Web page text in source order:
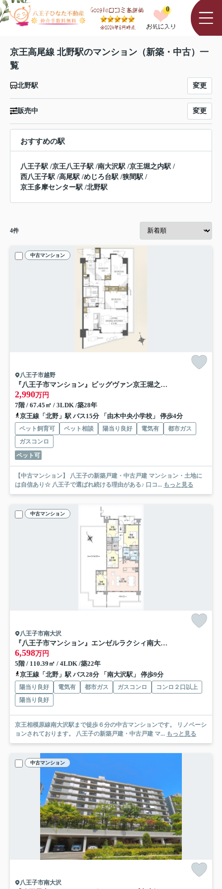
0
京王高尾線 北野駅のマンション（新築・中古）一
覧
北野駅 変更
販売中 変更
おすすめの駅
八王子駅 /京王八王子駅 /南大沢駅 /京王堀之内駅 /
西八王子駅 /高尾駅 /めじろ台駅 /狭間駅 /
京王多摩センター駅 /北野駅
4件
中古マンション
八王子市越野
『八王子市マンション』ビッグヴァン京王堀之内【仲介手数料無料】 八王子市越野1-17
2,990万円
7階 / 67.45㎡ / 3LDK /築28年
京王線「北野」駅 バス15分 「由木中央小学校」 停歩4分
ペット飼育可 ペット相談 陽当り良好 電気有
都市ガス
ガスコンロ
ペット可
【中古マンション】 八王子の新築戸建・中古戸建 マンション・土地に
は自信あり☆ 八王子で選ばれ続ける理由がある♪ 口コ... もっと見る
中古マンション
八王子市南大沢
『八王子市マンション』エンゼルラクシィ南大沢【仲介手数料無料】 八王子市南大沢1-9-1
6,598万円
5階 / 110.39㎡ / 4LDK /築22年
京王線「北野」駅 バス28分 「南大沢駅」 停歩9分
陽当り良好 電気有 都市ガス ガスコンロ
コンロ２口以上
陽当り良好
京王相模原線南大沢駅まで徒歩６分の中古マンションです。 リノベーシ
ョンされております。 八王子の新築戸建・中古戸建 マ... もっと見る
中古マンション
八王子市南大沢